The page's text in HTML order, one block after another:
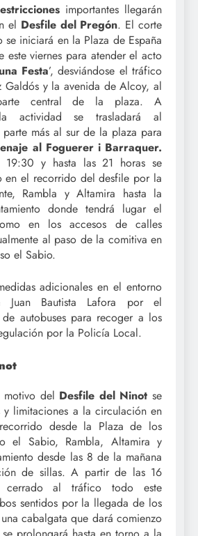
importantes llegarán
el Desfile del Pregón. El corte
iniciará en la Plaza de España
este viernes para atender el acto
Festa’, desviándose el tráfico
Galdós y la avenida de Alcoy, al
central de la plaza. A
actividad se trasladará al
más al sur de la plaza para
al Foguerer i Barraquer.
y hasta las 21 horas se
en el recorrido del desfile por la
Rambla y Altamira hasta la
donde tendrá lugar el
en los accesos de calles
al paso de la comitiva en
el Sabio.
adicionales en el entorno
Bautista Lafora por el
de autobuses para recoger a los
por la Policía Local.
del Desfile del Ninot se
y limitaciones a la circulación en
desde la Plaza de los
el Sabio, Rambla, Altamira y
desde las 8 de la mañana
de sillas. A partir de las 16
cerrado al tráfico todo este
sentidos por la llegada de los
cabalgata que dará comienzo